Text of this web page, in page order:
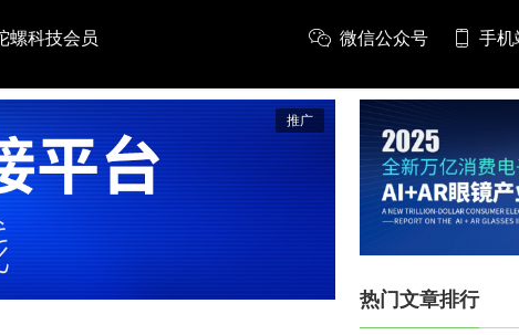
螺科技会员 微信公众号 手机
推广
热门文章排行